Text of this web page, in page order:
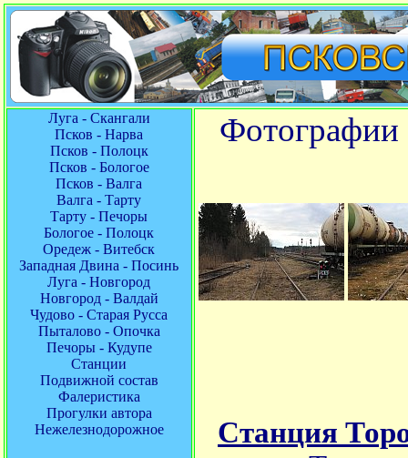
Луга - Скангали
Псков - Нарва
Псков - Полоцк
Псков - Бологое
Псков - Валга
Валга - Тарту
Тарту - Печоры
Бологое - Полоцк
Оредеж - Витебск
Западная Двина - Посинь
Луга - Новгород
Новгород - Валдай
Чудово - Старая Русса
Пыталово - Опочка
Печоры - Кудупе
Станции
Подвижной состав
Фалеристика
Прогулки автора
Нежелезнодорожное
Фотографии
Станция